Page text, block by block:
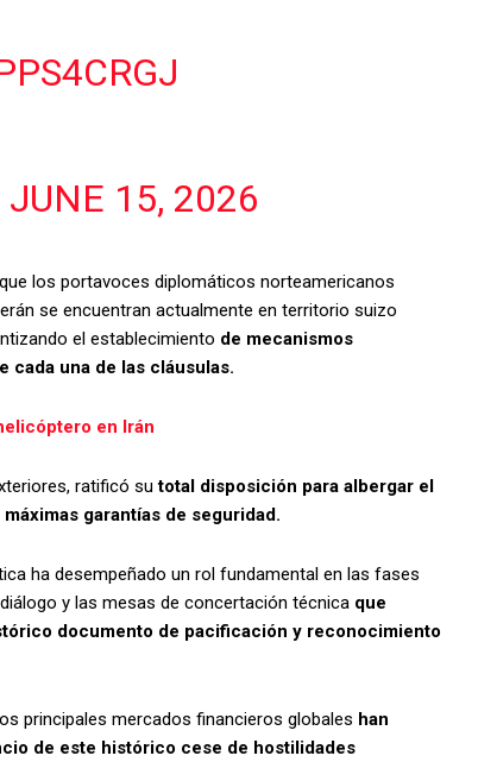
JUNE 15, 2026
los portavoces diplomáticos norteamericanos
se encuentran actualmente en territorio suizo
el establecimiento de mecanismos
cada una de las cláusulas.
en Irán
ratificó sutotal disposición para albergar el
garantías de seguridad.
ha desempeñado un rol fundamental en las fases
y las mesas de concertación técnica que
documento de pacificación y reconocimiento
principales mercados financieros globales han
de este histórico cese de hostilidades